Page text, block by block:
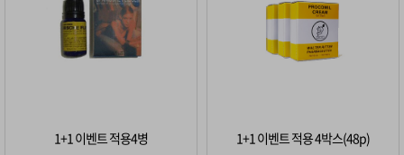
1+1 이벤트 적용4병 1+1 이벤트 적용 4박스(48p)